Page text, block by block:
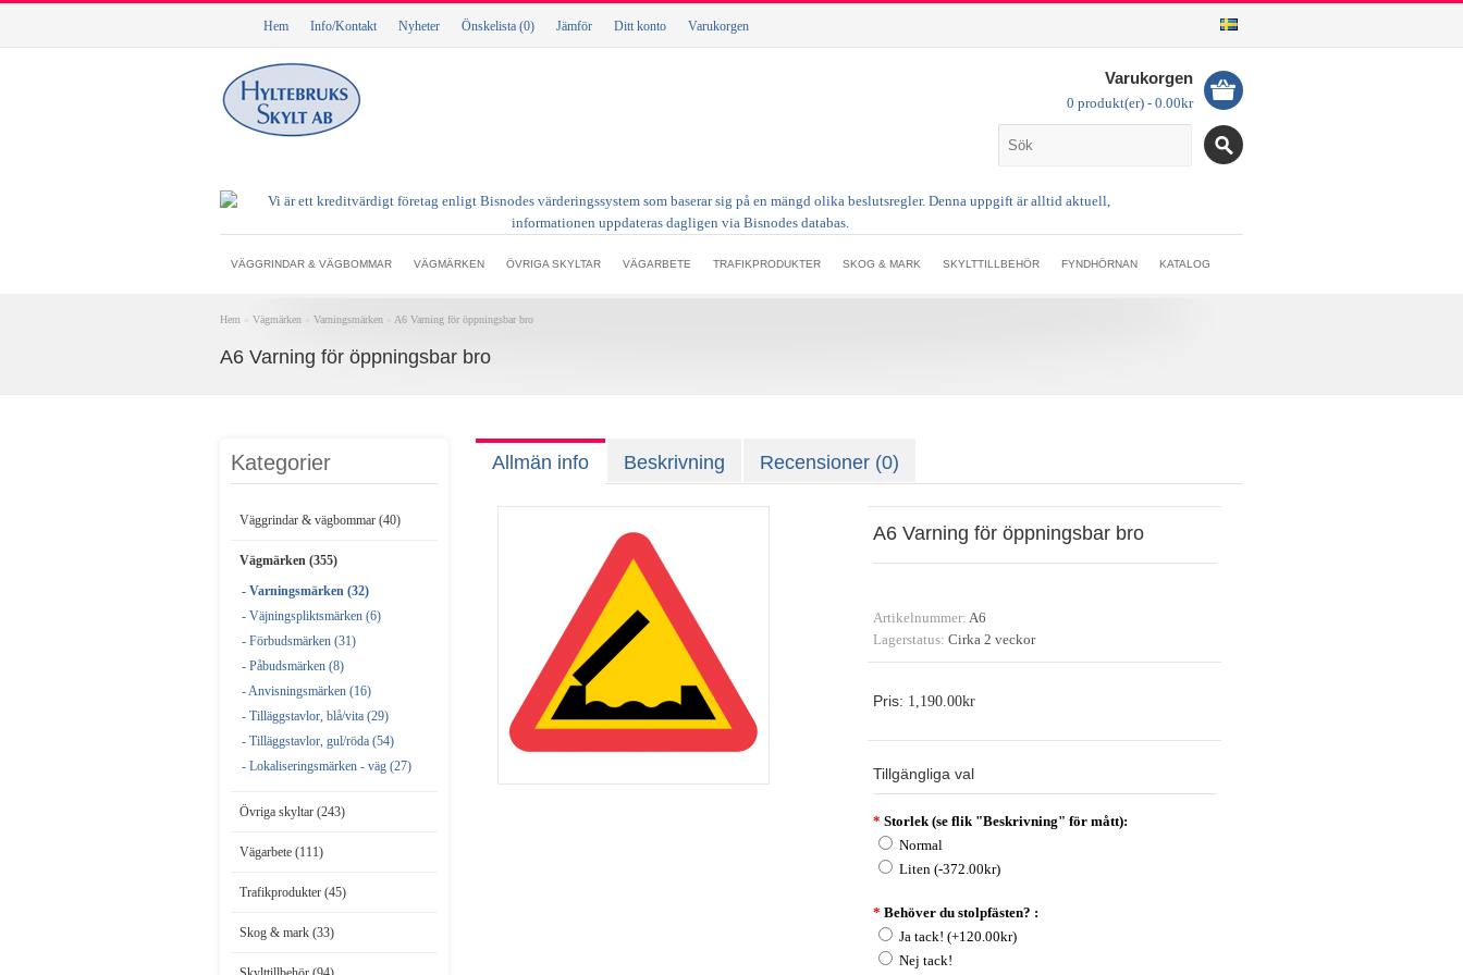
Hem Info/Kontakt Nyheter Önskelista (0) Jämför Ditt konto Varukorgen
Varukorgen
0 produkt(er) - 0.00kr
VÄGGRINDAR & VÄGBOMMAR VÄGMÄRKEN ÖVRIGA SKYLTAR VÄGARBETE TRAFIKPRODUKTER SKOG & MARK SKYLTTILLBEHÖR FYNDHÖRNAN KATALOG
Hem » Vägmärken Varningsmärken A6 Varning för öppningsbar bro
A6 Varning för öppningsbar bro
Kategorier
Väggrindar & vägbommar (40)
Vägmärken (355)
- Varningsmärken (32)
- Väjningspliktsmärken (6)
- Förbudsmärken (31)
- Påbudsmärken (8)
- Anvisningsmärken (16)
- Tilläggstavlor, blå/vita (29)
- Tilläggstavlor, gul/röda (54)
- Lokaliseringsmärken - väg (27)
Övriga skyltar (243)
Vägarbete (111)
Trafikprodukter (45)
Skog & mark (33)
Allmän info Beskrivning Recensioner (0)
A6 Varning för öppningsbar bro
Artikelnummer: A6
Lagerstatus: Cirka 2 veckor
Pris: 1,190.00kr
Tillgängliga val
* Storlek (se flik "Beskrivning" för mått):
Normal
Liten (-372.00kr)
* Behöver du stolpfästen? :
Ja tack! (+120.00kr)
Nej tack!